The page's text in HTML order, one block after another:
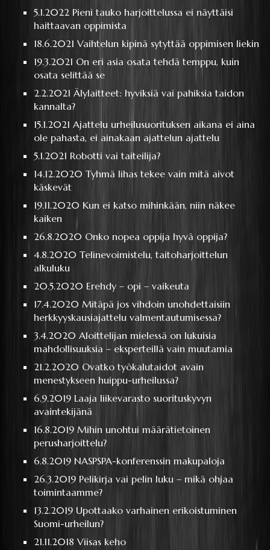
5.1.2022 Pieni tauko harjoittelussa ei näyttäisi
haittaavan oppimista
18.6.2021Vaihtelun kipinä sytyttää oppimisen liekin
19.3.2021 On eri asia osata tehdä temppu, kuin
osata selittää se
2.2.2021Älylaitteet: hyviksiä vai pahiksia taidon
kannalta?
15.1.2021Ajattelu urheilusuorituksen aikana ei aina
ole pahasta, ei ainakaan ajattelun ajattelu
5.1.2021 Robotti vai taiteilija?
14.12.2020Tyhmä lihas tekee vain mitä aivot
käskevät
19.11.2020 Kun ei katso mihinkään, niin näkee
kaiken
26.8.2020 Onko nopea oppija hyvä oppija?
4.8.2020Telinevoimistelu, taitoharjoittelun
alkuluku
20.5.2020Erehdy – opi – vaikeuta
17.4.2020Mitäpä jos vihdoin unohdettaisiin
herkkyyskausiajattelu valmentautumisessa?
3.4.2020Aloittelijan mielessä on lukuisia
mahdollisuuksia – eksperteillä vain muutamia
21.2.2020 Ovatko työkalutaidot avain
menestykseen huippu-urheilussa?
6.9.2019Laaja liikevarasto suorituskyvyn
avaintekijänä
16.8.2019Mihin unohtui määrätietoinen
perusharjoittelu?
6.8.2019 NASPSPA-konferenssin makupaloja
26.3.2019Pelikirja vai pelin luku – mikä ohjaa
toimintaamme?
13.2.2019 Upottaako varhainen erikoistuminen
Suomi-urheilun?
21.11.2018Viisas keho